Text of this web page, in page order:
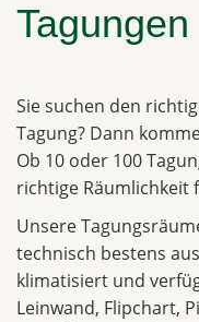
Tagungen
Sie suchen den
Tagung? Dann
Ob 10 oder 100
richtige Räumlichkeit
Unsere
technisch bestens
klimatisiert und
Leinwand, Flipchart,